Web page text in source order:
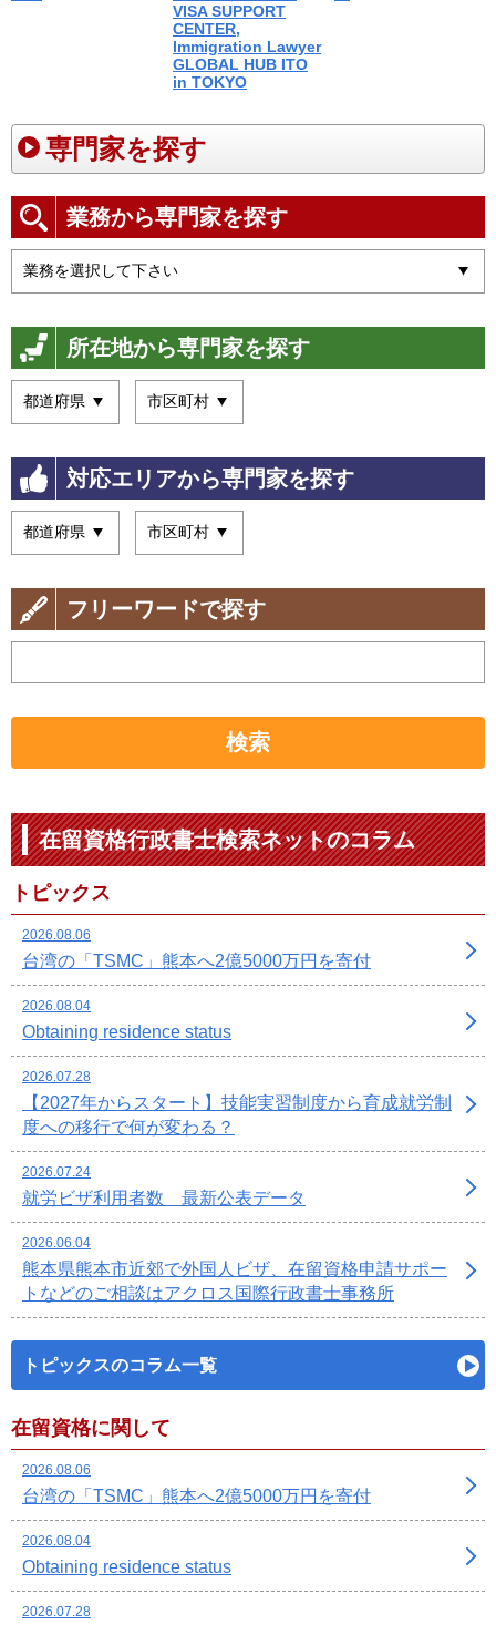
VISA SUPPORT
CENTER,
Immigration Lawyer
GLOBAL HUB ITO
in TOKYO
専門家を探す
業務から専門家を探す
所在地から専門家を探す
対応エリアから専門家を探す
フリーワードで探す
検索
在留資格行政書士検索ネットのコラム
トピックス
2026.08.06
台湾の「TSMC」熊本へ2億5000万円を寄付
2026.08.04
Obtaining residence status
2026.07.28
【2027年からスタート】技能実習制度から育成就労制
度への移行で何が変わる？
2026.07.24
就労ビザ利用者数 最新公表データ
2026.06.04
熊本県熊本市近郊で外国人ビザ、在留資格申請サポー
トなどのご相談はアクロス国際行政書士事務所
トピックスのコラム一覧
在留資格に関して
2026.08.06
台湾の「TSMC」熊本へ2億5000万円を寄付
2026.08.04
Obtaining residence status
2026.07.28